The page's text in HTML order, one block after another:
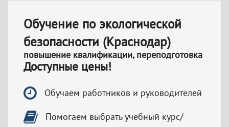
Обучение по экологической
безопасности (Краснодар)
повышение квалификации, переподготовка
Доступные цены!
Обучаем работников и руководителей
Помогаем выбрать учебный курс/